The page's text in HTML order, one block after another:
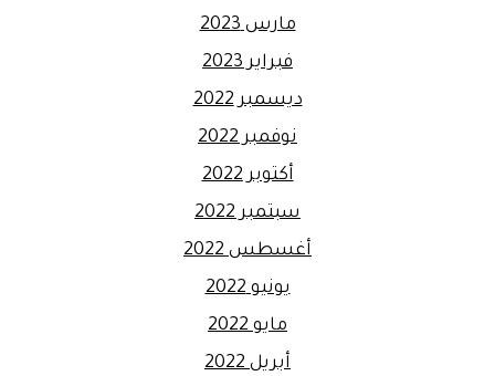
مارس 2023
فبراير 2023
ديسمبر 2022
نوفمبر 2022
أكتوبر 2022
سبتمبر 2022
أغسطس 2022
يونيو 2022
مايو 2022
أبريل 2022